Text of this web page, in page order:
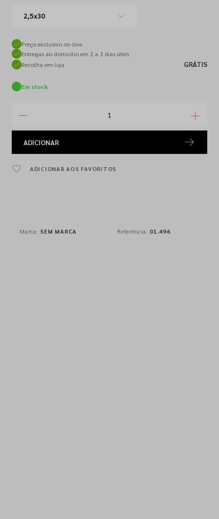
2,5x30
Preço exclusivo on-line
Entregas ao domicílio em 2 a 3 dias úteis
Recolha em loja
GRÁTIS
Em stock
ADICIONAR
ADICIONAR AOS FAVORITOS
Marca: SEM MARCA Referência: 01.496